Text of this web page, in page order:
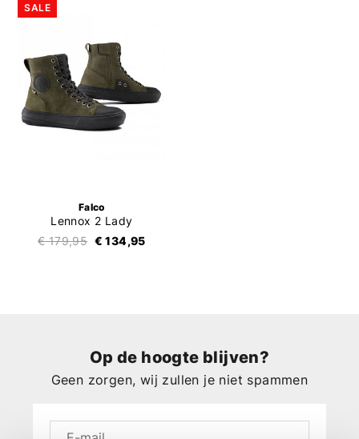
SALE
Falco
Lennox 2 Lady
€ 179,95 € 134,95
Op de hoogte blijven?
Geen zorgen, wij zullen je niet spammen